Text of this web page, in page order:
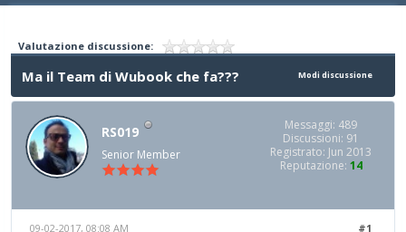
Valutazione discussione:
Modi discussione
Ma il Team di Wubook che fa???
RS019
Senior Member
Messaggi: 489
Discussioni: 91
Registrato: Jun 2013
Reputazione: 14
#1
09-02-2017, 08:08 AM